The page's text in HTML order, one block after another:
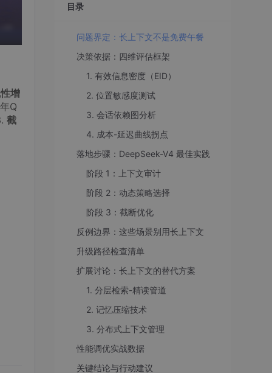
增
Q
截
目录
问题界定：长上下文不是免费午餐
决策依据：四维评估框架
1. 有效信息密度（EID）
2. 位置敏感度测试
3. 会话依赖图分析
4. 成本-延迟曲线拐点
落地步骤：DeepSeek-V4 最佳实践
阶段 1：上下文审计
阶段 2：动态策略选择
阶段 3：截断优化
反例边界：这些场景别用长上下文
升级路径检查清单
扩展讨论：长上下文的替代方案
1. 分层检索-精读管道
2. 记忆压缩技术
3. 分布式上下文管理
性能调优实战数据
关键结论与行动建议